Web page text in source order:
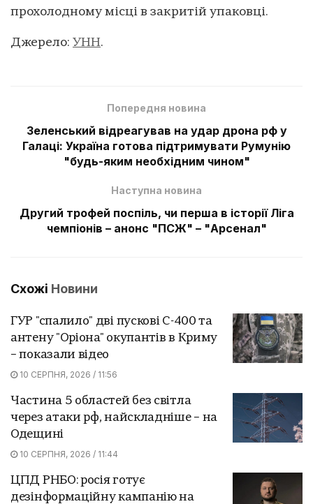
прохолодному місці в закритій упаковці.
Джерело: УНН.
Попередня новина
Зеленський відреагував на удар дрона рф у
Галаці: Україна готова підтримувати Румунію
"будь-яким необхідним чином"
Наступна новина
Другий трофей поспіль, чи перша в історії Ліга
чемпіонів – анонс "ПСЖ" – "Арсенал"
Схожі Новини
ГУР "спалило" дві пускові С-400 та
антену "Оріона" окупантів в Криму
– показали відео
10 СЕРПНЯ, 2026 / 11:56
Частина 5 областей без світла
через атаки рф, найскладніше – на
Одещині
10 СЕРПНЯ, 2026 / 11:44
ЦПД РНБО: росія готує
дезінформаційну кампанію на